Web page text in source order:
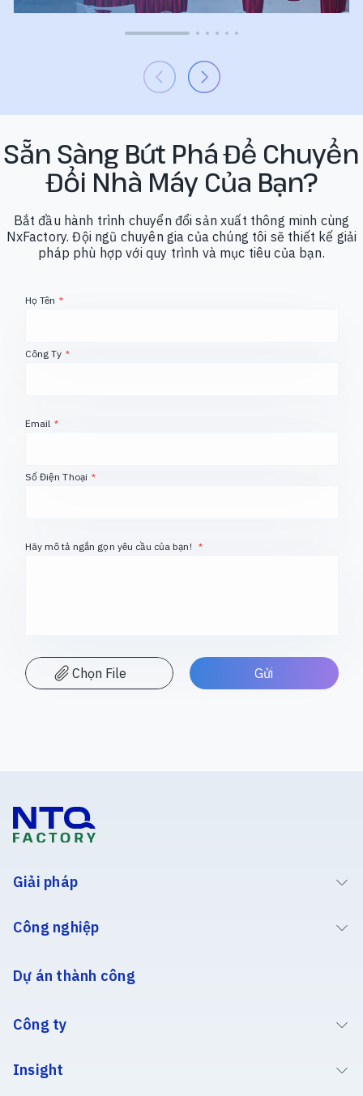
Cho
Sẵn Sàng Bứt Phá Để Chuyển
Đổi Nhà Máy Của Bạn?
Bắt đầu hành trình chuyển đổi sản xuất thông minh cùng
NxFactory. Đội ngũ chuyên gia của chúng tôi sẽ thiết kế giải
pháp phù hợp với quy trình và mục tiêu của bạn.
Họ Tên *
Công Ty *
Email *
Số Điện Thoại *
Hãy mô tả ngắn gọn yêu cầu của bạn! *
Chọn File
Giải pháp
Công nghiệp
Dự án thành công
Công ty
Insight